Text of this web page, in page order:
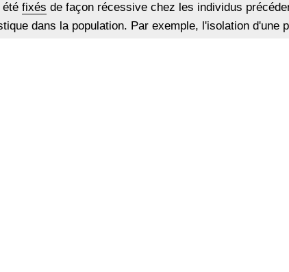
été fixés de façon récessive chez les individus
dans la population. Par exemple, l'isolation d'une